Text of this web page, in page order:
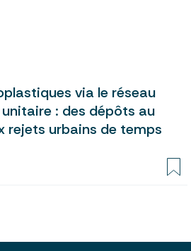
via le réseau
: des dépôts au
rejets urbains de temps